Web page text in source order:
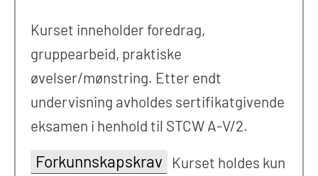
Kurset inneholder foredrag,
gruppearbeid, praktiske
øvelser/mønstring. Etter endt
undervisning avholdes sertifikatgivende
eksamen i henhold til STCW A-V/2.
Forkunnskapskrav
Kurset holdes kun